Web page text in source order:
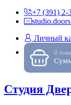
+7 (391) 2-
Личный
0
Студия